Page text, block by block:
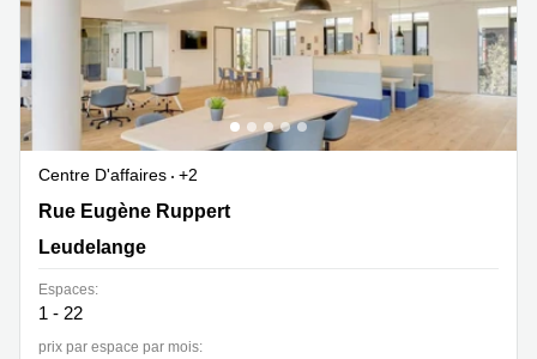
Centre D'affaires
+2
Rue Eugène Ruppert 11, Leudelange
Rue Eugène Ruppert
Leudelange
Espaces:
1 - 22
prix par espace par mois: